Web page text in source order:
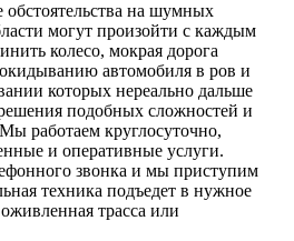
на шумных
могут произойти с каждым
колесо, мокрая дорога
автомобиля в ров и
которых нереально дальше
подобных сложностей и
работаем круглосуточно,
и оперативные услуги.
звонка и мы приступим
техника подъедет в нужное
трасса или